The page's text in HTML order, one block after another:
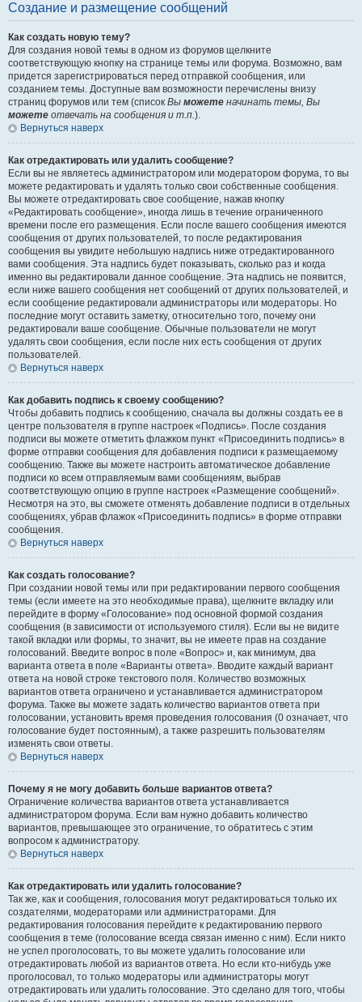
Создание и размещение сообщений
Как создать новую тему?
Для создания новой темы в одном из форумов щелкните
соответствующую кнопку на странице темы или форума. Возможно, вам
придется зарегистрироваться перед отправкой сообщения, или
созданием темы. Доступные вам возможности перечислены внизу
страниц форумов или тем (список Вы можете начинать темы, Вы
можете отвечать на сообщения и т.п.).
Вернуться наверх
Как отредактировать или удалить сообщение?
Если вы не являетесь администратором или модератором форума, то вы
можете редактировать и удалять только свои собственные сообщения.
Вы можете отредактировать свое сообщение, нажав кнопку
«Редактировать сообщение», иногда лишь в течение ограниченного
времени после его размещения. Если после вашего сообщения имеются
сообщения от других пользователей, то после редактирования
сообщения вы увидите небольшую надпись ниже отредактированного
вами сообщения. Эта надпись будет показывать, сколько раз и когда
именно вы редактировали данное сообщение. Эта надпись не появится,
если ниже вашего сообщения нет сообщений от других пользователей, и
если сообщение редактировали администраторы или модераторы. Но
последние могут оставить заметку, относительно того, почему они
редактировали ваше сообщение. Обычные пользователи не могут
удалять свои сообщения, если после них есть сообщения от других
пользователей.
Вернуться наверх
Как добавить подпись к своему сообщению?
Чтобы добавить подпись к сообщению, сначала вы должны создать ее в
центре пользователя в группе настроек «Подпись». После создания
подписи вы можете отметить флажком пункт «Присоединить подпись» в
форме отправки сообщения для добавления подписи к размещаемому
сообщению. Также вы можете настроить автоматическое добавление
подписи ко всем отправляемым вами сообщениям, выбрав
соответствующую опцию в группе настроек «Размещение сообщений».
Несмотря на это, вы сможете отменять добавление подписи в отдельных
сообщениях, убрав флажок «Присоединить подпись» в форме отправки
сообщения.
Вернуться наверх
Как создать голосование?
При создании новой темы или при редактировании первого сообщения
темы (если имеете на это необходимые права), щелкните вкладку или
перейдите в форму «Голосование» под основной формой создания
сообщения (в зависимости от используемого стиля). Если вы не видите
такой вкладки или формы, то значит, вы не имеете прав на создание
голосований. Введите вопрос в поле «Вопрос» и, как минимум, два
варианта ответа в поле «Варианты ответа». Вводите каждый вариант
ответа на новой строке текстового поля. Количество возможных
вариантов ответа ограничено и устанавливается администратором
форума. Также вы можете задать количество вариантов ответа при
голосовании, установить время проведения голосования (0 означает, что
голосование будет постоянным), а также разрешить пользователям
изменять свои ответы.
Вернуться наверх
Почему я не могу добавить больше вариантов ответа?
Ограничение количества вариантов ответа устанавливается
администратором форума. Если вам нужно добавить количество
вариантов, превышающее это ограничение, то обратитесь с этим
вопросом к администратору.
Вернуться наверх
Как отредактировать или удалить голосование?
Так же, как и сообщения, голосования могут редактироваться только их
создателями, модераторами или администраторами. Для
редактирования голосования перейдите к редактированию первого
сообщения в теме (голосование всегда связан именно с ним). Если никто
не успел проголосовать, то вы можете удалить голосование или
отредактировать любой из вариантов ответа. Но если кто-нибудь уже
проголосовал, то только модераторы или администраторы могут
отредактировать или удалить голосование. Это сделано для того, чтобы